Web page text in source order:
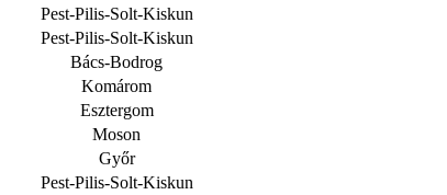
Pest-Pilis-Solt-Kiskun
Pest-Pilis-Solt-Kiskun
Bács-Bodrog
Komárom
Esztergom
Moson
Győr
Pest-Pilis-Solt-Kiskun